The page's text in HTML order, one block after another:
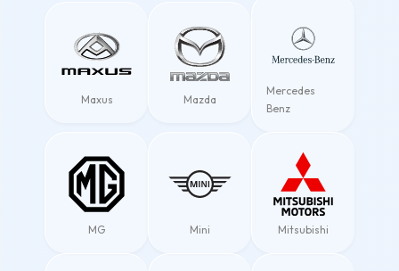
Maxus Mazda
Mercedes
Benz
MG Mini Mitsubishi